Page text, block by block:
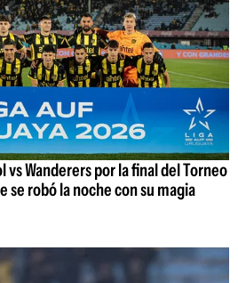
vs Wanderers por la final del Torneo
se robó la noche con su magia